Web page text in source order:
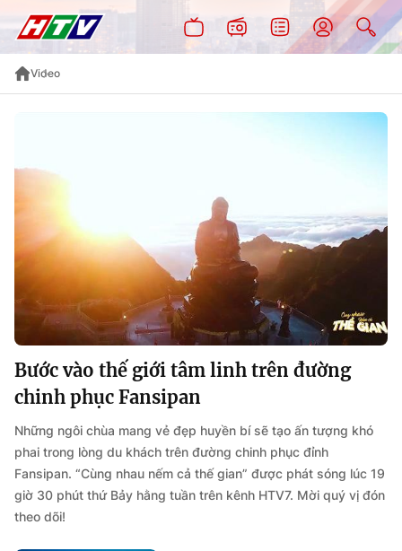
Video
Bước vào thế giới tâm linh trên đường
chinh phục Fansipan
Những ngôi chùa mang vẻ đẹp huyền bí sẽ tạo ấn tượng khó
phai trong lòng du khách trên đường chinh phục đỉnh
Fansipan. “Cùng nhau nếm cả thế gian” được phát sóng lúc 19
giờ 30 phút thứ Bảy hằng tuần trên kênh HTV7. Mời quý vị đón
theo dõi!